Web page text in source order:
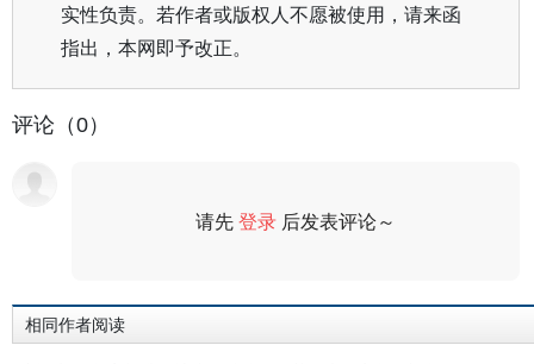
实性负责。若作者或版权人不愿被使用，请来函
指出，本网即予改正。
评论（0）
请先登录 后发表评论～
相同作者阅读